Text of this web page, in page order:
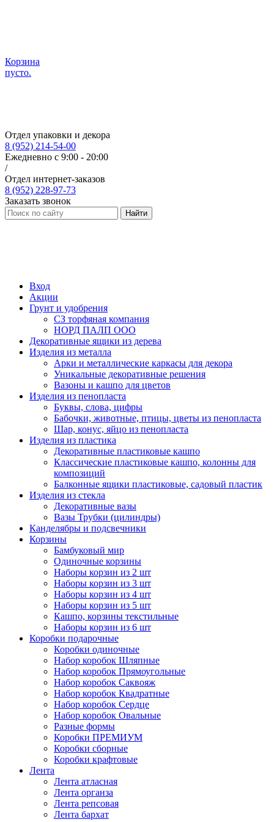
Корзина
пусто.
Отдел упаковки и декора
8 (952) 214-54-00
Ежедневно с 9:00 - 20:00
/
Отдел интернет-заказов
8 (952) 228-97-73
Заказать звонок
Найти
Вход
Акции
Грунт и удобрения
СЗ торфяная компания
НОРД ПАЛП ООО
Декоративные ящики из дерева
Изделия из металла
Арки и металлические каркасы для декора
Уникальные декоративные решения
Вазоны и кашпо для цветов
Изделия из пенопласта
Буквы, слова, цифры
Бабочки, животные, птицы, цветы из пенопласта
Шар, конус, яйцо из пенопласта
Изделия из пластика
Декоративные пластиковые кашпо
Классические пластиковые кашпо, колонны для
композиций
Балконные ящики пластиковые, садовый пластик
Изделия из стекла
Декоративные вазы
Вазы Трубки (цилиндры)
Канделябры и подсвечники
Корзины
Бамбуковый мир
Одиночные корзины
Наборы корзин из 2 шт
Наборы корзин из 3 шт
Наборы корзин из 4 шт
Наборы корзин из 5 шт
Кашпо, корзины текстильные
Наборы корзин из 6 шт
Коробки подарочные
Коробки одиночные
Набор коробок Шляпные
Набор коробок Прямоугольные
Набор коробок Саквояж
Набор коробок Квадратные
Набор коробок Сердце
Набор коробок Овальные
Разные формы
Коробки ПРЕМИУМ
Коробки сборные
Коробки крафтовые
Лента
Лента атласная
Лента органза
Лента репсовая
Лента бархат